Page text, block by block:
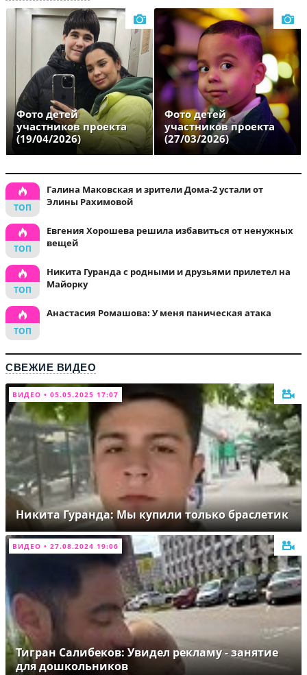
Фото детей
участников проекта
(19/04/2026)
Фото детей
участников проекта
(27/03/2026)
Галина Маковская и зрители Дома-2 устали от
Элины Рахимовой
Евгения Хорошева решила избавиться от ненужных
вещей
Никита Гуранда с родными и друзьями прилетел на
Майорку
Анастасия Ромашова: У меня паническая атака
СВЕЖИЕ ВИДЕО
ВИДЕО • 05.05.2025 17:07
Никита Гуранда: Мы купили только браслетик
ВИДЕО • 27.08.2024 19:06
Тигран Салибеков: Увидел рекламу - занятие
для дошкольников